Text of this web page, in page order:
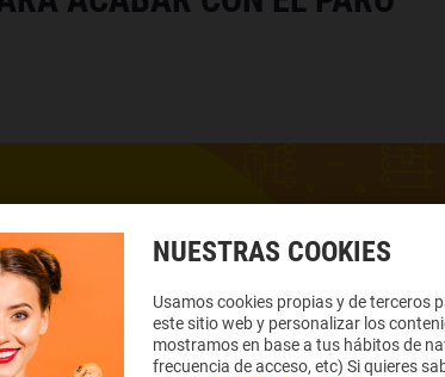
NUESTRAS COOKIES
Usamos cookies propias y de terceros
este sitio web y personalizar los
mostramos en base a tus hábitos de
frecuencia de acceso, etc) Si quieres